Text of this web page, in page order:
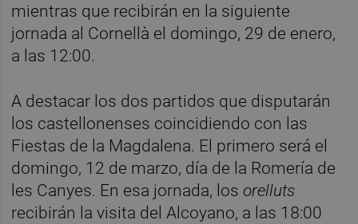
mientras que recibirán en la siguiente
jornada al Cornellà el domingo, 29 de enero,
a las 12:00.
A destacar los dos partidos que disputarán
los castellonenses coincidiendo con las
Fiestas de la Magdalena. El primero será el
domingo, 12 de marzo, día de la Romería de
les Canyes. En esa jornada, losorelluts
recibirán la visita del Alcoyano, a las 18:00